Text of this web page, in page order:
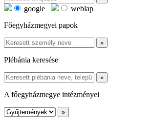
google
weblap
Főegyházmegyei papok
Plébánia keresése
A főegyházmegye intézményei